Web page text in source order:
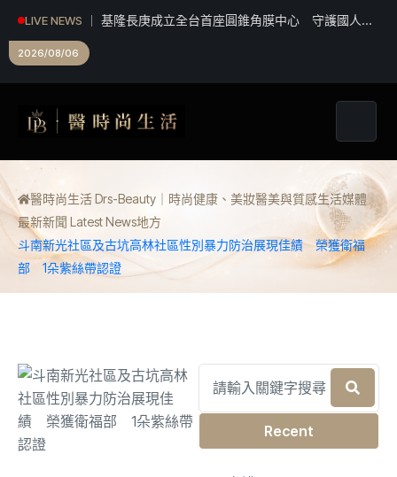
LIVE NEWS
基隆長庚成立全台首座圓錐角膜中心 守護國人視
2026/08/06
醫時尚生活 Drs-Beauty｜時尚健康、美妝醫美與質感生活媒體
最新新聞 Latest News地方
斗南新光社區及古坑高林社區性別暴力防治展現佳績 榮獲衛福
部 1朵紫絲帶認證
Recent